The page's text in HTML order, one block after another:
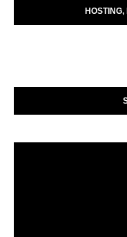
HOSTING,